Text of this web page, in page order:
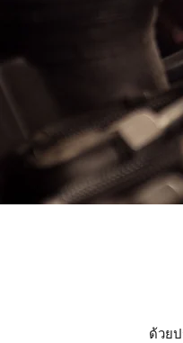
ด้วย